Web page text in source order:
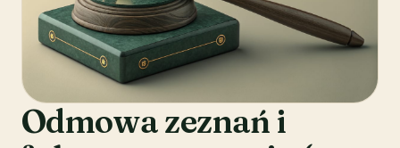
Odmowa zeznań i